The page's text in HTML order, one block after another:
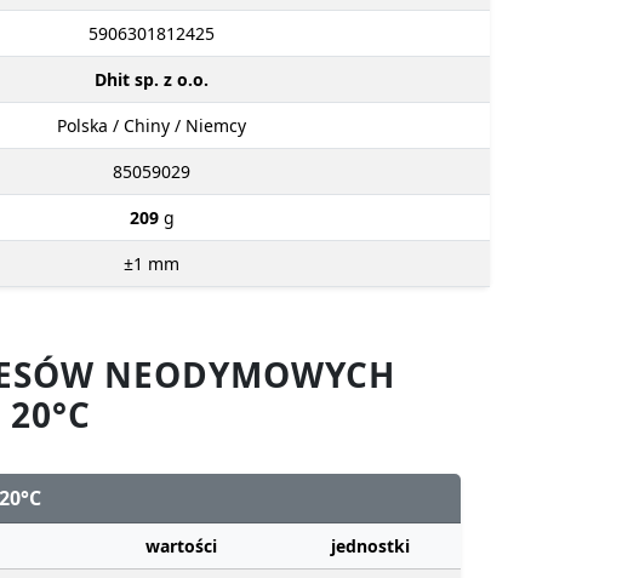
5906301812425
Dhit sp. z o.o.
Polska / Chiny / Niemcy
85059029
209 g
±1 mm
NEODYMOWYCH
wartości
jednostki